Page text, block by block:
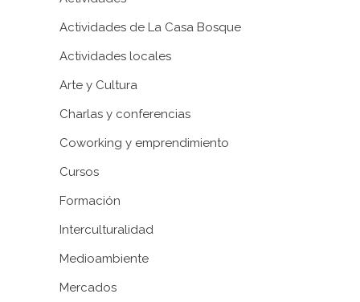
Actividades de La Casa Bosque
Actividades locales
Arte y Cultura
Charlas y conferencias
Coworking y emprendimiento
Cursos
Formación
Interculturalidad
Medioambiente
Mercados